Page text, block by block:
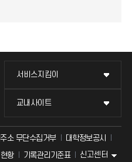
서비스지킴이
교내사이트
소 무단수집거부
대학정보공시
황
기록관리기준표 신고센터